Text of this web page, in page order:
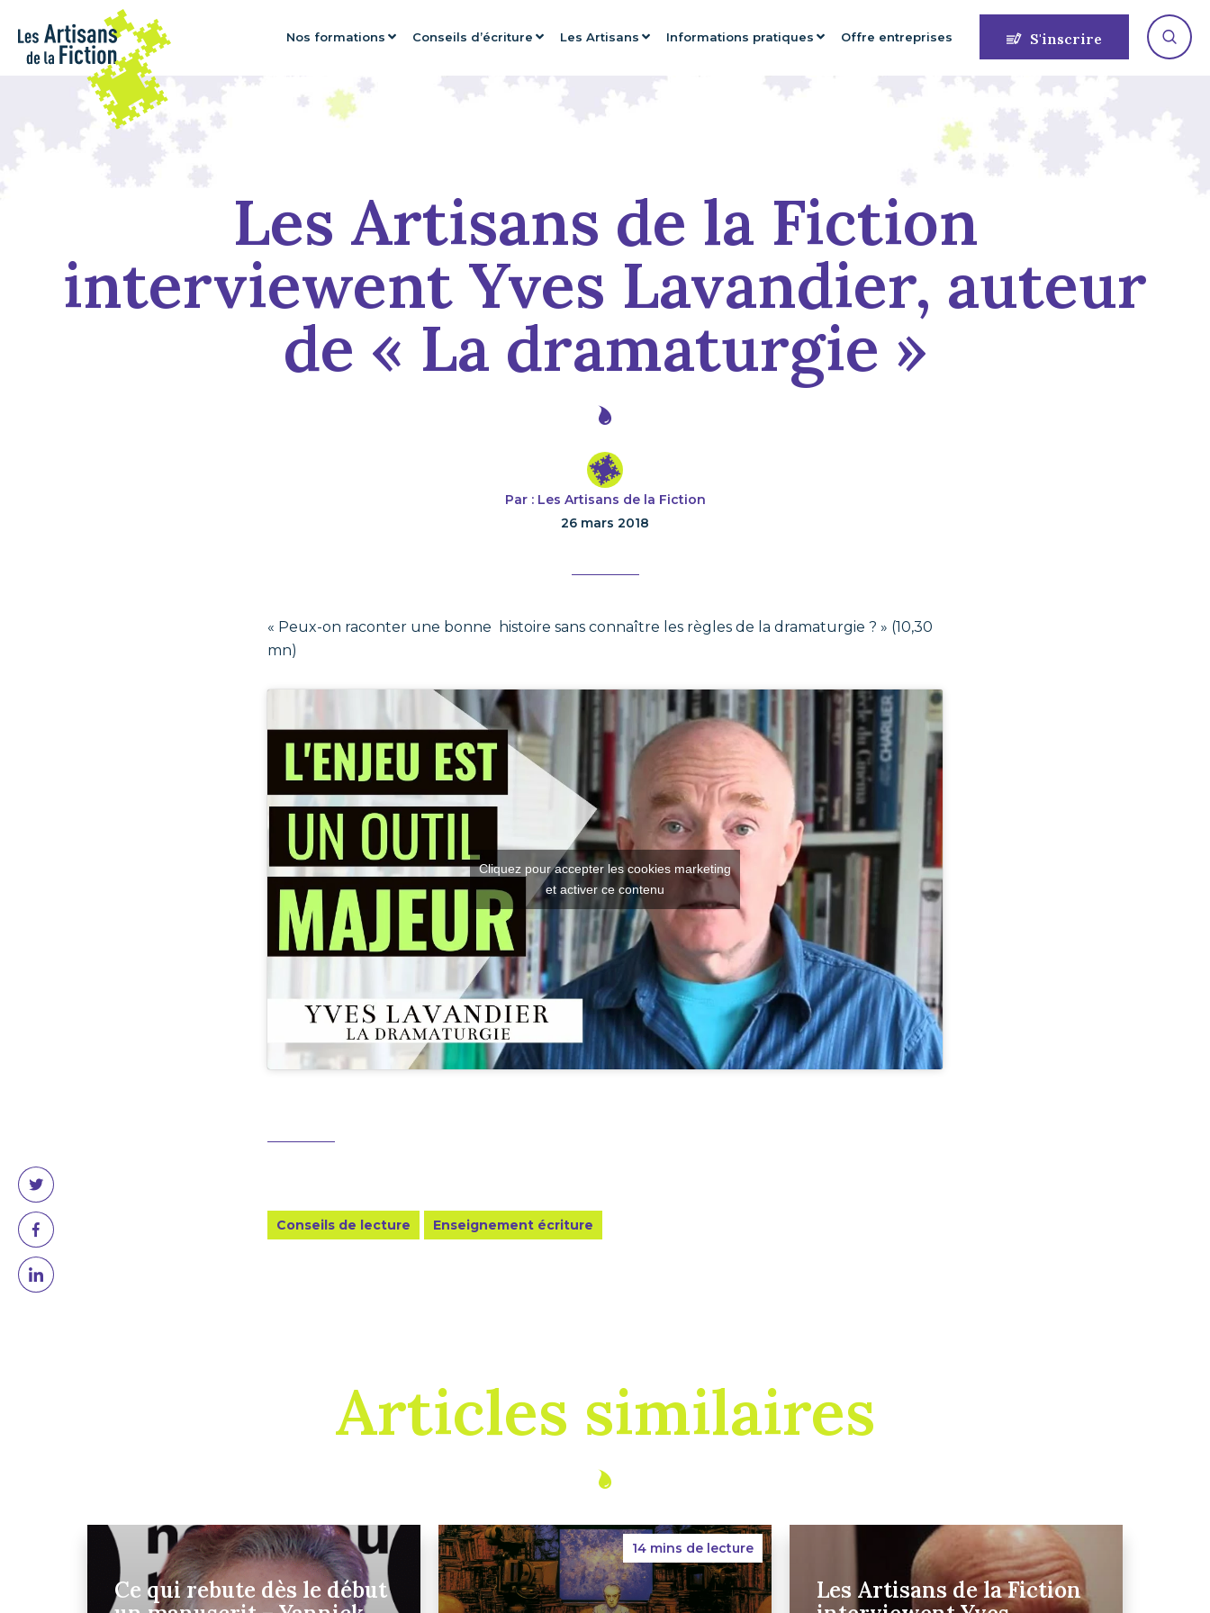
Nos formations Conseils d’écriture Les Artisans Informations pratiques Offre entreprises S'inscrire
Les Artisans de la Fiction
interviewent Yves Lavandier, auteur
de « La dramaturgie »
Par : Les Artisans de la Fiction
26 mars 2018
« Peux-on raconter une bonne histoire sans connaître les règles de la dramaturgie ? » (10,30
mn)
Cliquez pour accepter les cookies marketing
et activer ce contenu
Conseils de lecture Enseignement écriture
Articles similaires
Ce qui rebute dès le début
14 mins de lecture
Les Artisans de la Fiction